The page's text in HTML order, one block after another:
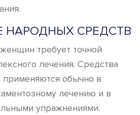
НАРОДНЫХ СРЕДСТВ
требует точной
лечения. Средства
обычно в
лечению и в
упражнениями.